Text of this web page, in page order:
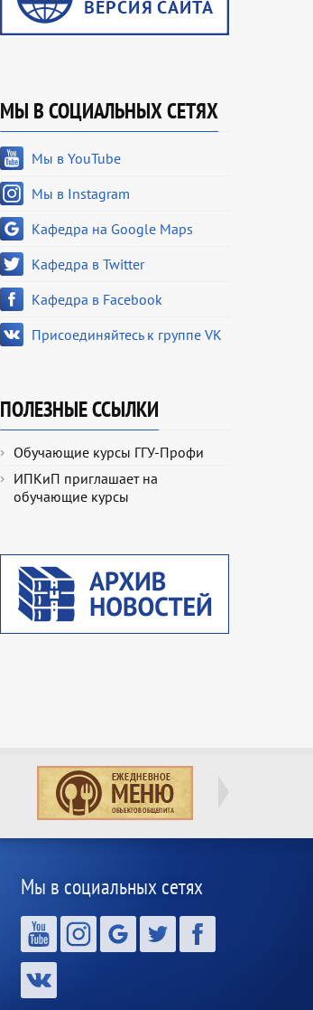
МЫ В СОЦИАЛЬНЫХ СЕТЯХ
Мы в YouTube
Мы в Instagram
Кафедра на Google Maps
Кафедра в Twitter
Кафедра в Facebook
Присоединяйтесь к группе VK
ПОЛЕЗНЫЕ ССЫЛКИ
Обучающие курсы ГГУ-Профи
ИПКиП приглашает на
обучающие курсы
Мы в социальных сетях